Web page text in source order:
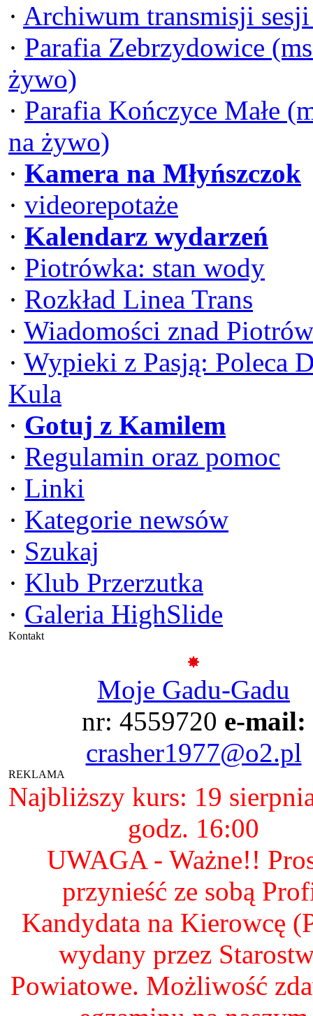
· Archiwum transmisji
· Parafia Zebrzydowice
żywo)
· Parafia Kończyce Małe
na żywo)
· Kamera na Młyńszczok
· videorepotaże
· Kalendarz wydarzeń
· Piotrówka: stan wody
· Rozkład Linea Trans
· Wiadomości znad
· Wypieki z Pasją: Poleca
Kula
· Gotuj z Kamilem
· Regulamin oraz pomoc
· Linki
· Kategorie newsów
· Szukaj
· Klub Przerzutka
· Galeria HighSlide
Kontakt
Moje Gadu-Gadu
nr: 4559720 e-mail:
crasher1977@o2.pl
REKLAMA
Najbliższy kurs: 19
godz. 16:00
UWAGA - Ważne!!
przynieść ze sobą
Kandydata na Kierowcę
wydany przez
Powiatowe. Możliwość